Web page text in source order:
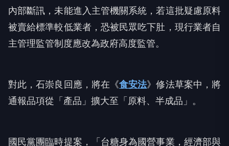
內部斷訊，未能進入主管機關系統，若這批疑慮原料
被賣給標準較低業者，恐被民眾吃下肚，現行業者自
主管理監管制度應改為政府高度監管。
對此，石崇良回應，將在《食安法》修法草案中，將
通報品項從「產品」擴大至「原料、半成品」。
國民黨團臨時提案，「台糖身為國營事業，經濟部與